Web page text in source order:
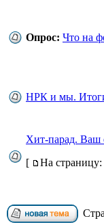
Опрос: Что на
НРК и мы.
Xит-парад.
[
На страницу: